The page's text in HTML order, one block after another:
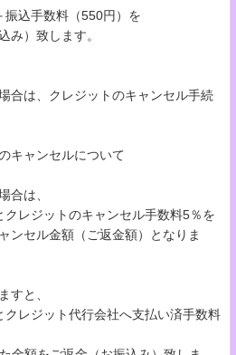
込手数料（550円）を
み）致します。
合は、クレジットのキャンセル手続
キャンセルについて
合は、
レジットのキャンセル手数料5％を
ンセル金額（ご返金額）となりま
すと、
レジット代行会社へ支払い済手数料